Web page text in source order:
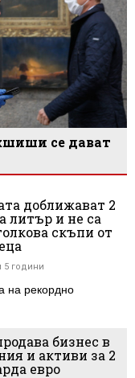
се дават
доближават 2
литър и не са
скъпи от
5 години
на рекордно
бизнес в
и активи за 2
евро